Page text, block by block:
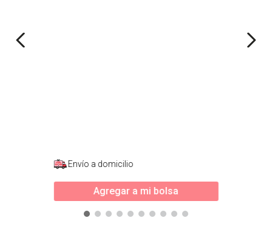
Envío a domicilio
Agregar a mi bolsa